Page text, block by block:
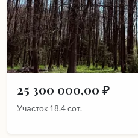
25 300 000,00 ₽
Участок 18.4 сот.